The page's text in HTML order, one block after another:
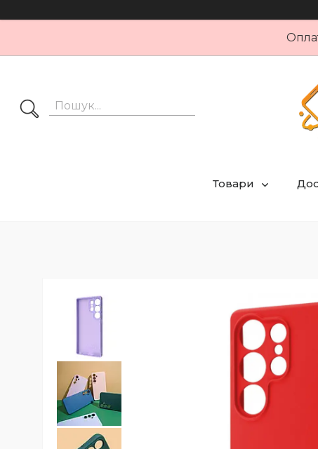
Товари